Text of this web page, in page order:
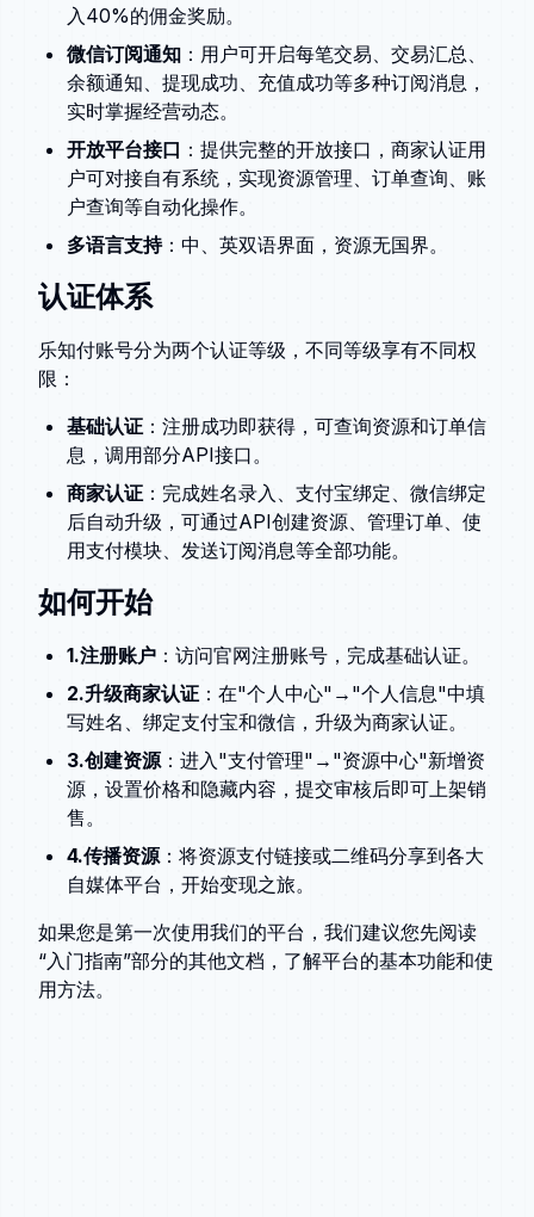
入40%的佣金奖励。
微信订阅通知 ：用户可开启每笔交易、交易汇总、
余额通知、提现成功、充值成功等多种订阅消息，
实时掌握经营动态。
开放平台接口 ：提供完整的开放接口，商家认证用
户可对接自有系统，实现资源管理、订单查询、账
户查询等自动化操作。
多语言支持：中、英双语界面，资源无国界。
认证体系
乐知付账号分为两个认证等级，不同等级享有不同权
限：
基础认证 ：注册成功即获得，可查询资源和订单信
息，调用部分API接口。
商家认证 ：完成姓名录入、支付宝绑定、微信绑定
后自动升级，可通过API创建资源、管理订单、使
用支付模块、发送订阅消息等全部功能。
如何开始
1.注册账户 ：访问官网注册账号，完成基础认证。
2.升级商家认证 ：在"个人中心"→"个人信息"中填
写姓名、绑定支付宝和微信，升级为商家认证。
3.创建资源：进入"支付管理"→"资源中心"新增资
源，设置价格和隐藏内容，提交审核后即可上架销
售。
4.传播资源：将资源支付链接或二维码分享到各大
自媒体平台，开始变现之旅。
如果您是第一次使用我们的平台，我们建议您先阅读
“入门指南”部分的其他文档，了解平台的基本功能和使
用方法。